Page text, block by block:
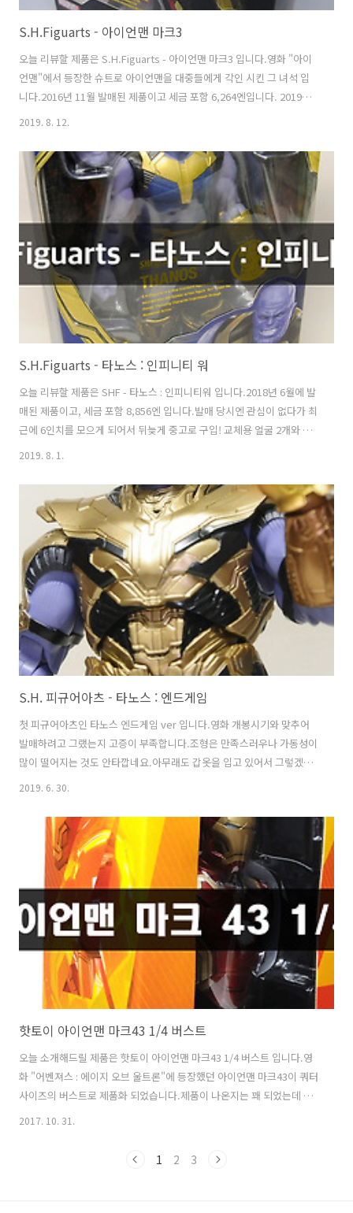
S.H.Figuarts - 아이언맨 마크3
오늘 리뷰할 제품은 S.H.Figuarts - 아이언맨 마크3 입니다.영화 "아이
언맨"에서 등장한 슈트로 아이언맨을 대중들에게 각인 시킨 그 녀석 입
니다.2016년 11월 발매된 제품이고 세금 포함 6,264엔입니다. 2019년
4월 재발매 되었으나 뒤늦게 구매. 구성품 반다이 제품 특성상 육중함은
심이 가는 프로포션;영화 상의 모습도 과장된 모습이긴 하지만 이건 더
과장된 모습을 보여줍니다.색감도 극 중 모습보다 조금 더 진해 보이네
요. 가동률은 좋습니다. 전매 특허 땅치기 다리에 꽂는 부스터는 정말 잘
떨어집니다. 그래도 멋지다!
2019. 8. 12.
S.H.Figuarts - 타노스 : 인피니티 워
오늘 리뷰할 제품은 SHF - 타노스 : 인피니티워 입니다.2018년 6월에 발
매된 제품이고, 세금 포함 8,856엔 입니다.발매 당시엔 관심이 없다가 최
근에 6인치를 모으게 되어서 뒤늦게 중고로 구입! 교체용 얼굴 2개와 왼
접해보니 그런 느낌은 전혀 들지 않더군요. 헤드 퀄리티 정말 대박입니
다.. 등짝.. 등짝을 보자.. 나 화났다! 달 날리기 과업을 달성하고 농사를
지을 생각에 흐-뭇 핑거 스냅손은 오른속에 있습니다.아쉬운 점. 뒤늦게
인피니티워 타노스를 구한 이유는 바로....!! 머리 호환을 하기 위해서였
습니다.엔드 게임에서의 타노스의 위엄이란...!! 바로 이..
2019. 8. 1.
S.H. 피규어아츠 - 타노스 : 엔드게임
첫 피규어아츠인 타노스 엔드게임 ver 입니다.영화 개봉시기와 맞추어
발매하려고 그랬는지 고증이 부족합니다.조형은 만족스러우나 가동성이
많이 떨어지는 것도 안타깝네요.아무래도 갑옷을 입고 있어서 그렇겠지
요.
2019. 6. 30.
핫토이 아이언맨 마크43 1/4 버스트
오늘 소개해드릴 제품은 핫토이 아이언맨 마크43 1/4 버스트 입니다.영
화 "어벤져스 : 에이지 오브 울트론"에 등장했던 아이언맨 마크43이 쿼터
사이즈의 버스트로 제품화 되었습니다.제품이 나온지는 꽤 되었는데 이
2017. 10. 31.
1 2 3